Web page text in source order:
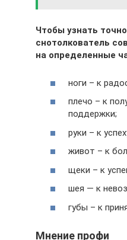
Чтобы узнать
снотолкователь
на определенные
ноги – к
плечо – к
поддержки;
руки – к
живот – к
щеки – к
шея — к
губы – к
Мнение профи